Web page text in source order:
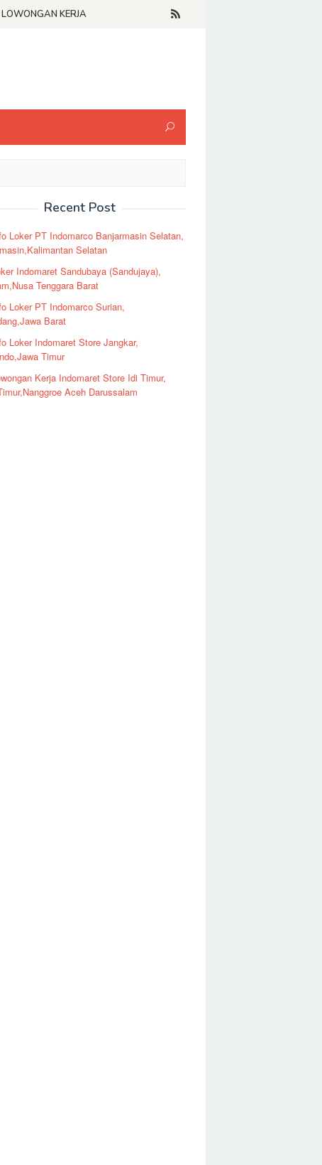
LOWONGAN KERJA
Recent Post
Loker PT Indomarco Banjarmasin Selatan,
Selatan
Indomaret Sandubaya (Sandujaya),
Tenggara Barat
Loker PT Indomarco Surian,
Barat
Loker Indomaret Store Jangkar,
Timur
Kerja Indomaret Store Idi Timur,
Aceh Darussalam